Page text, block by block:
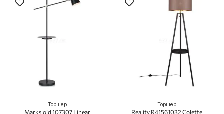
Торшер
Markslojd 107307 Linear
Торшер
Reality R41561032 Colette